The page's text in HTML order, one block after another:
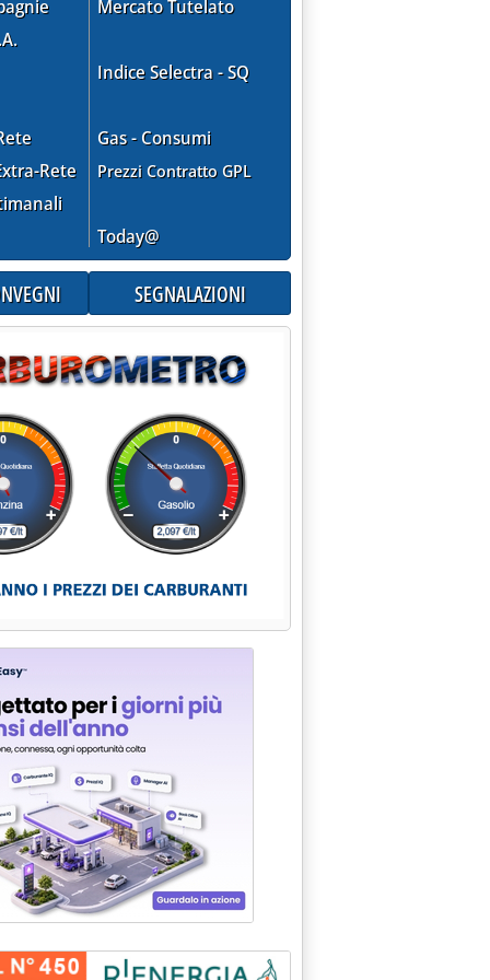
clima riguarda anche le rinnovabili'
(advisor Ref Ricerche)
di Fondazione Nest'
Rete
Mercato Tutelato
Indice Selectra - SQ
Gas - Consumi
Prezzi Contratto GPL
Today@
SEGNALAZIONI